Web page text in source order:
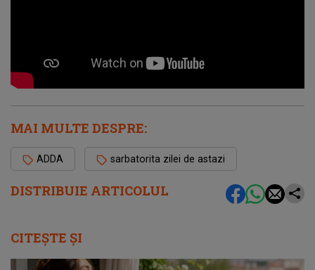
DISTRIBUIE ARTICOLUL
MAI MULTE DESPRE:
ADDA sarbatorita zilei de astazi
CITEȘTE ȘI